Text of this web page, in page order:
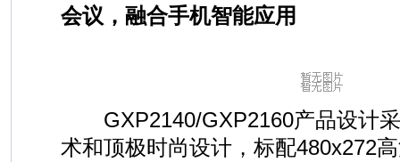
会议，融合手机智能应用
GXP2140/GXP2160产品设计采
术和顶极时尚设计，标配480x272